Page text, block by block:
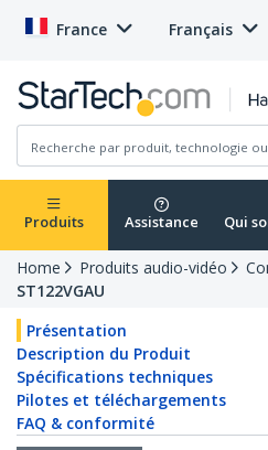
France Français
Produits Assistance Qui
Home Produits audio-vidéo
ST122VGAU
Présentation
Description du Produit
Spécifications techniques
Pilotes et téléchargements
FAQ & conformité